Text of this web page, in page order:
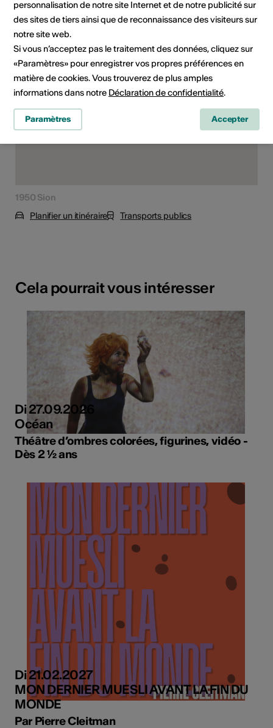
Lieu de l'événement
1950 Sion
Planifier un itinéraire
Transports publics
Cela pourrait vous intéresser
Di 27.09.2026
Océan
Théâtre d’ombres colorées, figurines, vidéo -
Dès 2 ½ ans
Di 21.02.2027
MON DERNIER MUESLI AVANT LA FIN DU
MONDE
Par Pierre Cleitman
personnalisation de notre site Internet et de notre publicité sur
des sites de tiers ainsi que de reconnaissance des visiteurs sur
notre site web.
Si vous n’acceptez pas le traitement des données, cliquez sur
«Paramètres» pour enregistrer vos propres préférences en
matière de cookies. Vous trouverez de plus amples
informations dans notre Déclaration de confidentialité.
Paramètres Accepter